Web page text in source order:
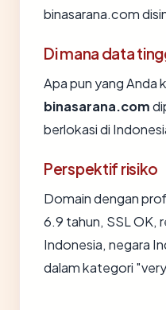
binasarana.com
Di mana data
Apa pun yang Anda
binasarana.com
berlokasi di
Perspektif risiko
Domain dengan
6.9 tahun, SSL OK,
Indonesia, negara
dalam kategori